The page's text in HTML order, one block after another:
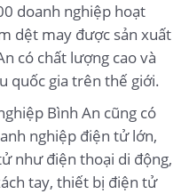
doanh nghiệp hoạt
dệt may được sản xuất
có chất lượng cao và
quốc gia trên thế giới.
Bình An cũng có
nghiệp điện tử lớn,
như điện thoại di động,
tay, thiết bị điện tử